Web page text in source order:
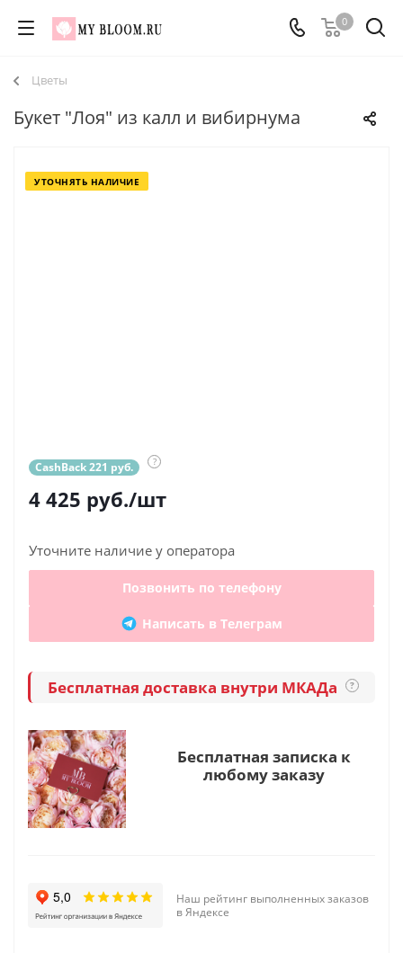
0
Цветы
Букет "Лоя" из калл и вибирнума
УТОЧНЯТЬ НАЛИЧИЕ
CashBack 221 руб. ?
4 425 руб./шт
Уточните наличие у оператора
Позвонить по телефону
Написать в Телеграм
Бесплатная доставка внутри МКАДа ?
Бесплатная записка к
любому заказу
Наш рейтинг выполненных заказов
в Яндексе